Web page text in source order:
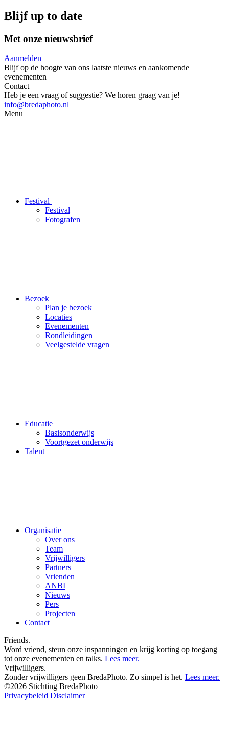
Blijf up to date
Met onze nieuwsbrief
Aanmelden
Blijf op de hoogte van ons laatste nieuws en aankomende
evenementen
Contact
Heb je een vraag of suggestie? We horen graag van je!
info@bredaphoto.nl
Menu
Festival
Festival
Fotografen
Bezoek
Plan je bezoek
Locaties
Evenementen
Rondleidingen
Veelgestelde vragen
Educatie
Basisonderwijs
Voortgezet onderwijs
Talent
Organisatie
Over ons
Team
Vrijwilligers
Partners
Vrienden
ANBI
Nieuws
Pers
Projecten
Contact
Friends.
Word vriend, steun onze inspanningen en krijg korting op toegang
tot onze evenementen en talks. Lees meer.
Vrijwilligers.
Zonder vrijwilligers geen BredaPhoto. Zo simpel is het. Lees meer.
©2026 Stichting BredaPhoto
Privacybeleid Disclaimer